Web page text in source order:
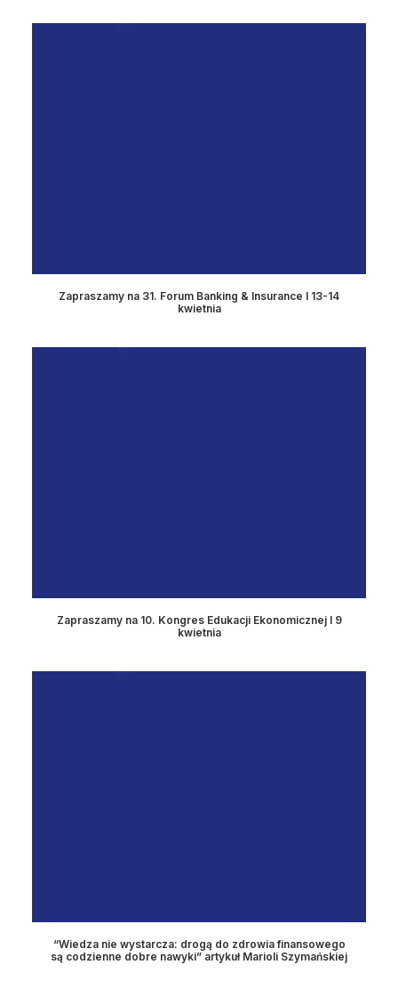
Zapraszamy na 31. Forum Banking & Insurance I 13-14
kwietnia
Zapraszamy na 10. Kongres Edukacji Ekonomicznej I 9
kwietnia
“Wiedza nie wystarcza: drogą do zdrowia finansowego
są codzienne dobre nawyki” artykuł Marioli Szymańskiej